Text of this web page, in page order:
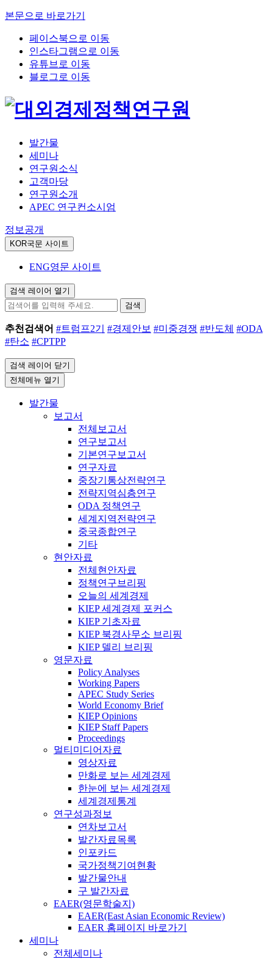
본문으로 바로가기
페이스북으로 이동
인스타그램으로 이동
유튜브로 이동
블로그로 이동
발간물
세미나
연구원소식
고객마당
연구원소개
APEC 연구컨소시엄
정보공개
KOR국문 사이트
ENG영문 사이트
검색 레이어 열기
검색
추천검색어 #트럼프2기 #경제안보 #미중경쟁 #반도체 #ODA
#탄소 #CPTPP
검색 레이어 닫기
전체메뉴 열기
발간물
보고서
전체보고서
연구보고서
기본연구보고서
연구자료
중장기통상전략연구
전략지역심층연구
ODA 정책연구
세계지역전략연구
중국종합연구
기타
현안자료
전체현안자료
정책연구브리핑
오늘의 세계경제
KIEP 세계경제 포커스
KIEP 기초자료
KIEP 북경사무소 브리핑
KIEP 델리 브리핑
영문자료
Policy Analyses
Working Papers
APEC Study Series
World Economy Brief
KIEP Opinions
KIEP Staff Papers
Proceedings
멀티미디어자료
영상자료
만화로 보는 세계경제
한눈에 보는 세계경제
세계경제통계
연구성과정보
연차보고서
발간자료목록
인포카드
국가정책기여현황
발간물안내
구 발간자료
EAER(영문학술지)
EAER(East Asian Economic Review)
EAER 홈페이지 바로가기
세미나
전체세미나